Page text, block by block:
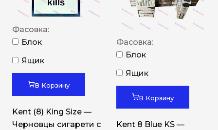
Фасовка:
Блок
Ящик
В Корзину
Kent (8) King Size —
Черновцы сигарети с
Фасовка:
Блок
Ящик
В Корзину
Kent 8 Blue KS —